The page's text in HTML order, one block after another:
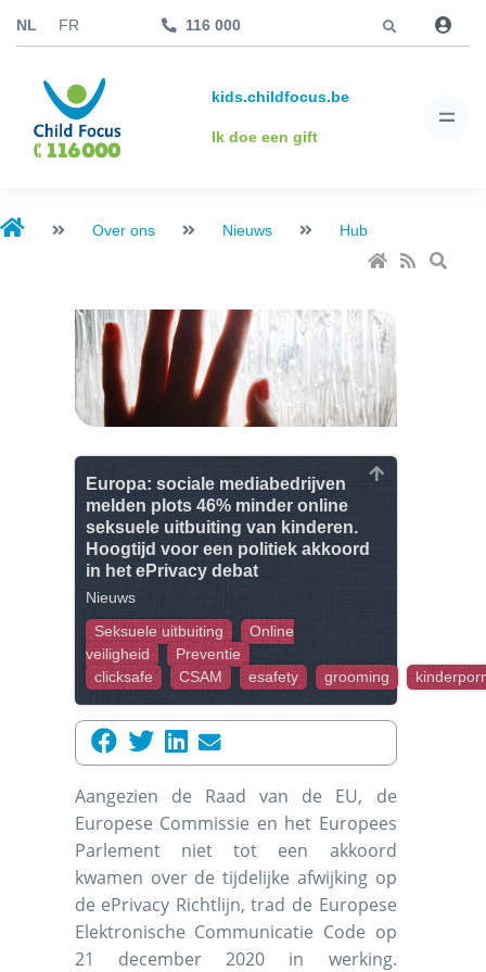
NL FR 116 000
kids.childfocus.be
Ik doe een gift
Over ons Nieuws Hub
Europa: sociale mediabedrijven
melden plots 46% minder online
seksuele uitbuiting van kinderen.
Hoogtijd voor een politiek akkoord
in het ePrivacy debat
Nieuws
Seksuele uitbuiting
Online
veiligheid
Preventie
clicksafe
CSAM esafety grooming
Aangezien de Raad van de EU, de
Europese Commissie en het Europees
Parlement niet tot een akkoord
kwamen over de tijdelijke afwijking op
de ePrivacy Richtlijn, trad de Europese
Elektronische Communicatie Code op
21 december 2020 in werking.